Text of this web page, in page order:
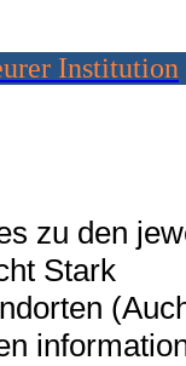
Institution
zu den
Stark